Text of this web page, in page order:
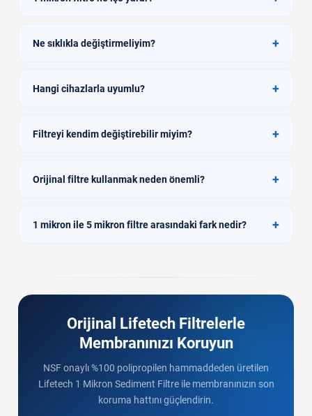
Ne sıklıkla değiştirmeliyim? +
Hangi cihazlarla uyumlu? +
Filtreyi kendim değiştirebilir miyim? +
Orijinal filtre kullanmak neden önemli? +
1 mikron ile 5 mikron filtre arasındaki fark nedir? +
Orijinal Lifetech Filtrelerle
Membranınızı Koruyun
NSF onaylı %100 polipropilen hammaddeden üretilen
Lifetech 1 Mikron Sediment Filtre ile membranınızın son
koruma hattını güçlendirin.